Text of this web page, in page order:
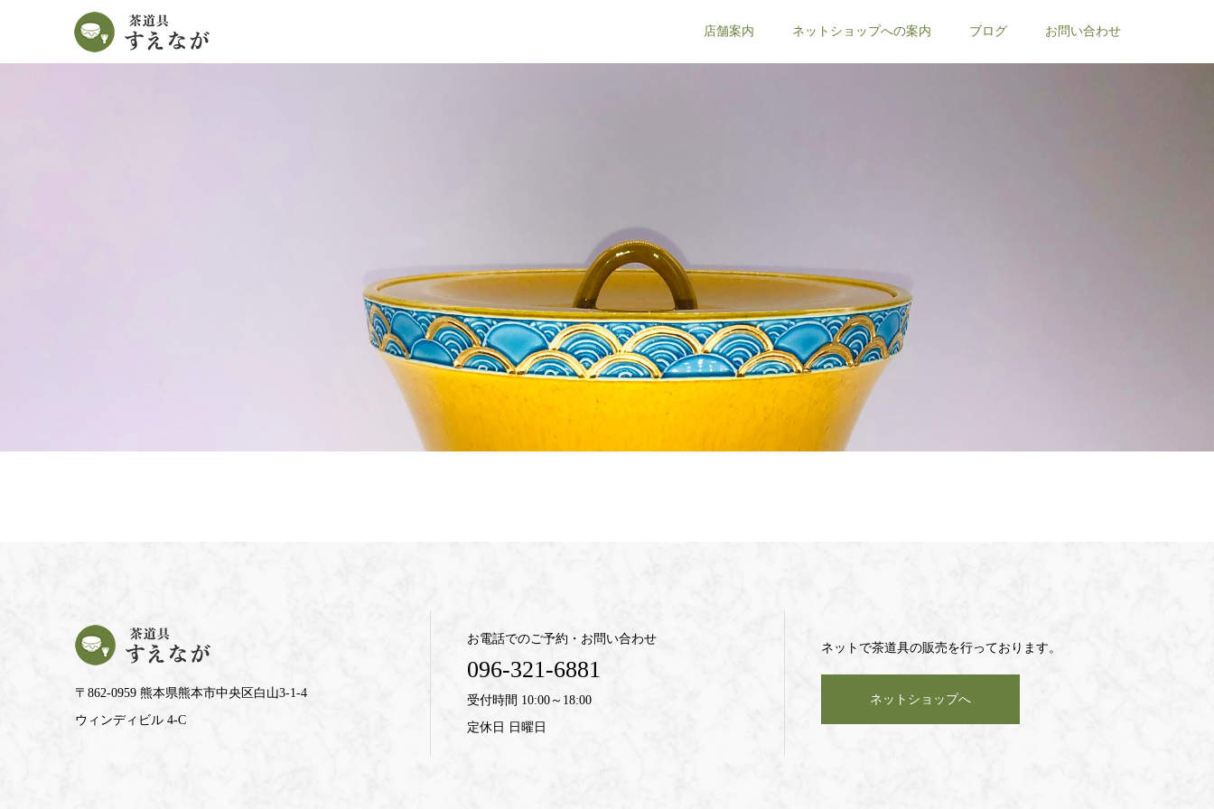
店舗案内 ネットショップへの案内 ブログ お問い合わせ
〒862-0959 熊本県熊本市中央区白山3-1-4
ウィンディビル 4-C
お電話でのご予約・お問い合わせ
096-321-6881
受付時間 10:00～18:00
定休日 日曜日
ネットで茶道具の販売を行っております。
ネットショップへ